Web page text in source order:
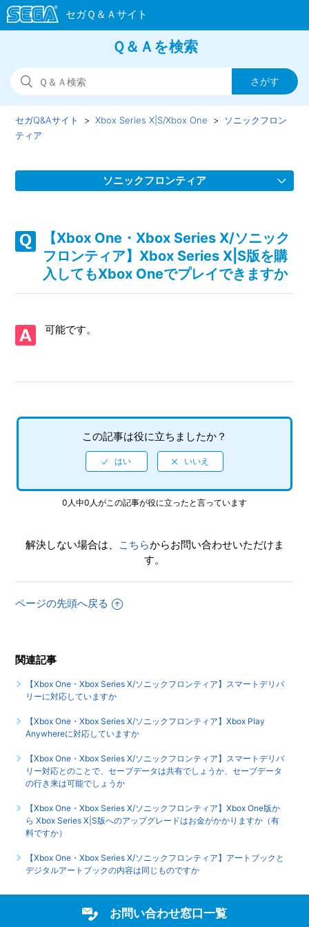
Ｑ＆Ａを検索
セガQ&Aサイト Xbox Series X|S/Xbox One
ソニックフロン
ティア
ソニックフロンティア
Steam版の問い合わせ先はどこですか
【Xbox One・Xbox Series X/ソニックフロンティア】取扱
説明書（マニュアル）はどこかで見られますか
イ動画やゲーム画面写真を、動画サイト／SNS等で公開して
もいいですか
【Xbox One・Xbox Series X/ソニックフロンティア】ゲー
ムが難しいのですが、何かコツはありますか
【Xbox One・Xbox Series X/ソニックフロンティア】Xbox
Series X|SとXbox Oneでは実績は共有ですか、それとも
【Xbox One・Xbox Series X/ソニックフロンティア】トロ
フィー、実績機能はありますか
【Xbox One・Xbox Series X/ソニックフロンティア】難易
度設定はありますか、各難易度の違いは何でしょうか
ターネットを使用したモードやコンテンツはありますか
【Xbox One・Xbox Series X/ソニックフロンティア】最大
もっと見る
【Xbox One・Xbox Series X/ソニック
フロンティア】Xbox Series X|S版を購
入してもXbox Oneでプレイできますか
可能です。
この記事は役に立ちましたか？
0人中0人がこの記事が役に立ったと言っています
解決しない場合は、 こちらからお問い合わせいただけま
す。
ページの先頭へ戻る
関連記事
【Xbox One・Xbox Series X/ソニックフロンティア】スマートデリバ
リーに対応していますか
【Xbox One・Xbox Series X/ソニックフロンティア】Xbox Play
Anywhereに対応していますか
【Xbox One・Xbox Series X/ソニックフロンティア】スマートデリバ
リー対応とのことで、セーブデータは共有でしょうか、セーブデータ
の行き来は可能でしょうか
【Xbox One・Xbox Series X/ソニックフロンティア】Xbox One版か
ら Xbox Series X|S版へのアップグレードはお金がかかりますか（有
料ですか）
【Xbox One・Xbox Series X/ソニックフロンティア】アートブックと
デジタルアートブックの内容は同じものですか
お問い合わせ窓口一覧